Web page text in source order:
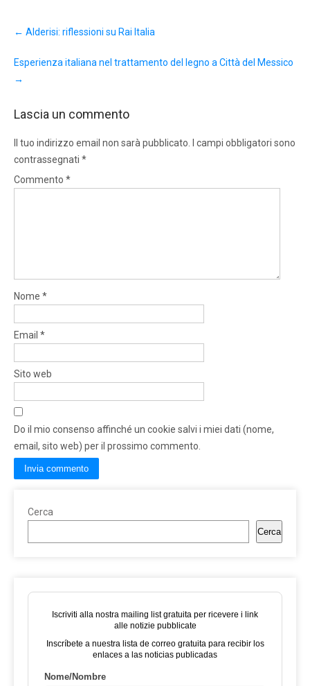
navigation
← Alderisi: riflessioni su Rai Italia
Esperienza italiana nel trattamento del legno a Città del Messico
→
Lascia un commento
Il tuo indirizzo email non sarà pubblicato.
I campi obbligatori sono
contrassegnati *
Commento *
Nome *
Email *
Sito web
Do il mio consenso affinché un cookie salvi i miei dati (nome,
email, sito web) per il prossimo commento.
Cerca
Cerca
Iscriviti alla nostra mailing list gratuita per ricevere i link
alle notizie pubblicate
Inscríbete a nuestra lista de correo gratuita para recibir los
enlaces a las noticias publicadas
Nome/Nombre